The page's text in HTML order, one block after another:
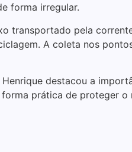
forma irregular.
transportado pela
A coleta nos
destacou a
prática de proteger